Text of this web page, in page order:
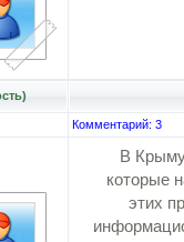
Комментарий: 3
В
которые
этих